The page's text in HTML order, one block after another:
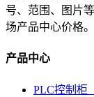
号、范围、图片
场产品中心价格。
产品中心
PLC控制柜